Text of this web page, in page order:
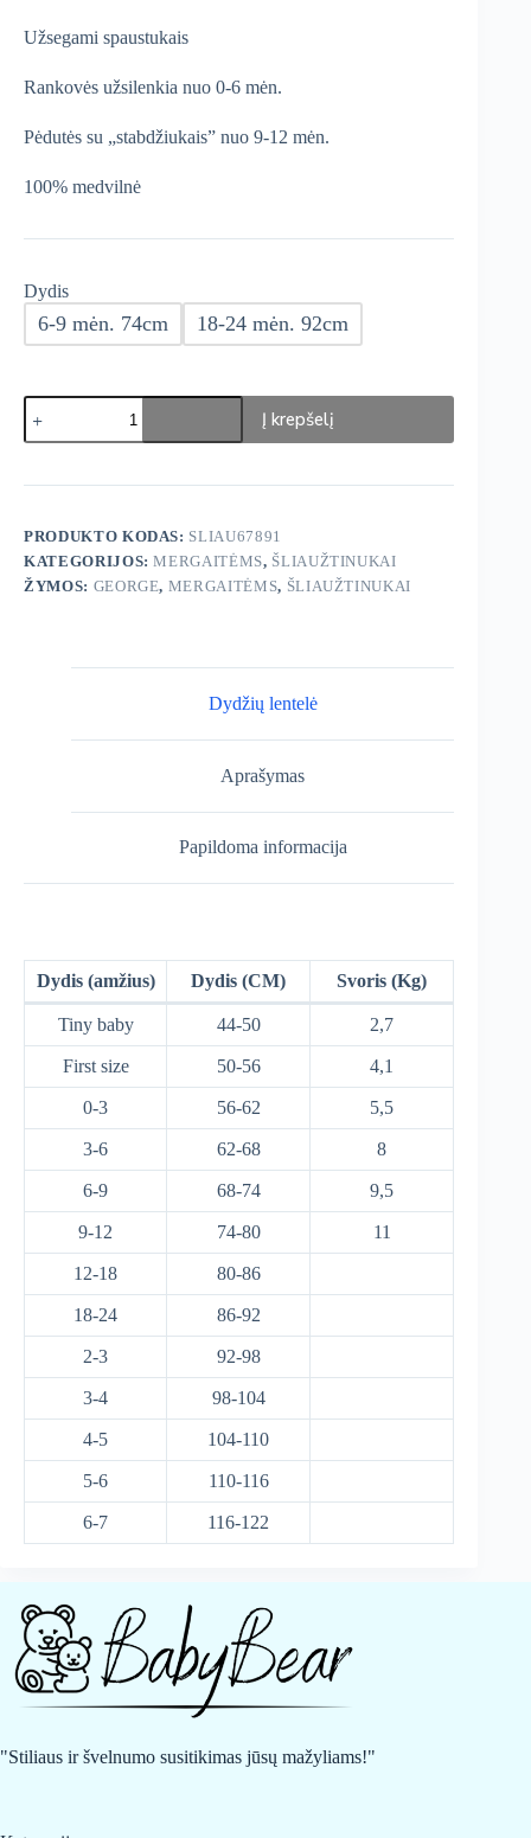
Užsegami spaustukais
Rankovės užsilenkia nuo 0-6 mėn.
Pėdutės su „stabdžiukais” nuo 9-12 mėn.
100% medvilnė
Dydis
6-9 mėn. 74cm 18-24 mėn. 92cm
produkto
kiekis:
George
3vnt.
Į krepšelį
PRODUKTO KODAS: SLIAU67891
KATEGORIJOS:MERGAITĖMS, ŠLIAUŽTINUKAI
ŽYMOS: GEORGE, MERGAITĖMS, ŠLIAUŽTINUKAI
Dydžių lentelė
Aprašymas
Papildoma informacija
Dydis (amžius) Dydis (CM) Svoris (Kg)
Tiny baby 44-50 2,7
First size 50-56 4,1
0-3 56-62 5,5
3-6 62-68 8
6-9 68-74 9,5
9-12 74-80 11
12-18 80-86
18-24 86-92
2-3 92-98
3-4 98-104
4-5 104-110
5-6 110-116
6-7 116-122
"Stiliaus ir švelnumo susitikimas jūsų mažyliams!"